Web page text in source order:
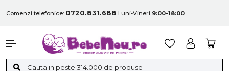
Comenzi telefonice: 0720.831.688 Luni-Vineri 9:00-18:00